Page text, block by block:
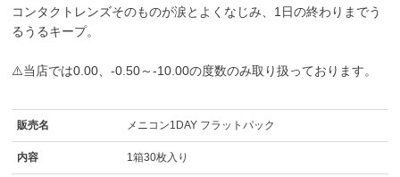
コンタクトレンズそのものが涙とよくなじみ、1日の終わりまでう
るうるキープ。
⚠️当店では0.00、-0.50～-10.00の度数のみ取り扱っております。
販売名 メニコン1DAY フラットパック
内容 1箱30枚入り